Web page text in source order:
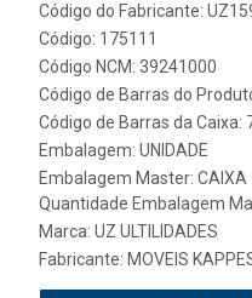
Código do Fabricante:
Código: 175111
Código NCM: 39241000
Código de Barras do
Código de Barras da Caixa:
Embalagem: UNIDADE
Embalagem Master: CAIXA
Quantidade Embalagem
Marca: UZ ULTILIDADES
Fabricante: MOVEIS